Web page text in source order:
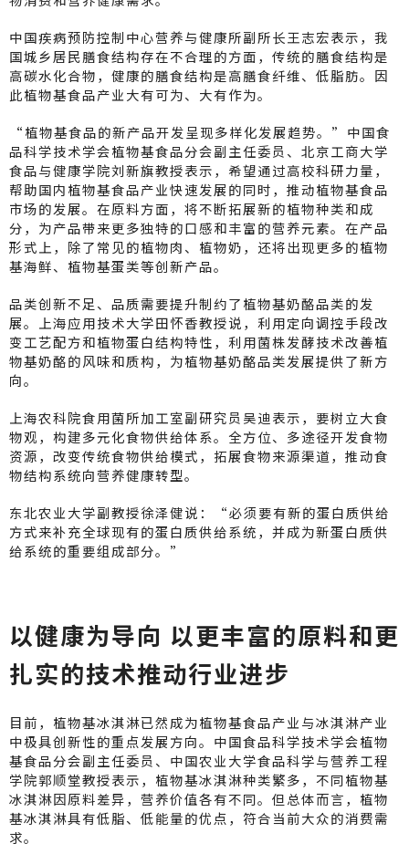
中国疾病预防控制中心营养与健康所副所长王志宏表示，我
国城乡居民膳食结构存在不合理的方面，传统的膳食结构是
高碳水化合物，健康的膳食结构是高膳食纤维、低脂肪。因
此植物基食品产业大有可为、大有作为。
“植物基食品的新产品开发呈现多样化发展趋势。”中国食
品科学技术学会植物基食品分会副主任委员、北京工商大学
食品与健康学院刘新旗教授表示，希望通过高校科研力量，
帮助国内植物基食品产业快速发展的同时，推动植物基食品
市场的发展。在原料方面，将不断拓展新的植物种类和成
分，为产品带来更多独特的口感和丰富的营养元素。在产品
形式上，除了常见的植物肉、植物奶，还将出现更多的植物
基海鲜、植物基蛋类等创新产品。
品类创新不足、品质需要提升制约了植物基奶酪品类的发
展。上海应用技术大学田怀香教授说，利用定向调控手段改
变工艺配方和植物蛋白结构特性，利用菌株发酵技术改善植
物基奶酪的风味和质构，为植物基奶酪品类发展提供了新方
向。
上海农科院食用菌所加工室副研究员吴迪表示，要树立大食
物观，构建多元化食物供给体系。全方位、多途径开发食物
资源，改变传统食物供给模式，拓展食物来源渠道，推动食
物结构系统向营养健康转型。
东北农业大学副教授徐泽健说：“必须要有新的蛋白质供给
方式来补充全球现有的蛋白质供给系统，并成为新蛋白质供
给系统的重要组成部分。”
以健康为导向 以更丰富的原料和更
扎实的技术推动行业进步
目前，植物基冰淇淋已然成为植物基食品产业与冰淇淋产业
中极具创新性的重点发展方向。中国食品科学技术学会植物
基食品分会副主任委员、中国农业大学食品科学与营养工程
学院郭顺堂教授表示，植物基冰淇淋种类繁多，不同植物基
冰淇淋因原料差异，营养价值各有不同。但总体而言，植物
基冰淇淋具有低脂、低能量的优点，符合当前大众的消费需
求。